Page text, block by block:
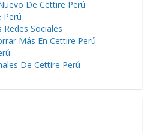
De Cettire Perú
Perú
Redes Sociales
Más En Cettire Perú
De Cettire Perú